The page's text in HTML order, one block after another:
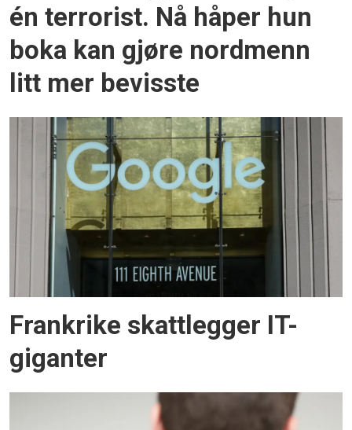
én terrorist. Nå håper hun
boka kan gjøre nordmenn
litt mer bevisste
Frankrike skattlegger IT-
giganter